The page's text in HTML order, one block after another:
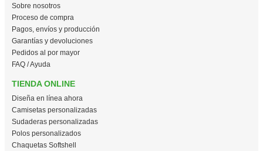
Sobre nosotros
Proceso de compra
Pagos, envíos y producción
Garantías y devoluciones
Pedidos al por mayor
FAQ / Ayuda
TIENDA ONLINE
Diseña en línea ahora
Camisetas personalizadas
Sudaderas personalizadas
Polos personalizados
Chaquetas Softshell